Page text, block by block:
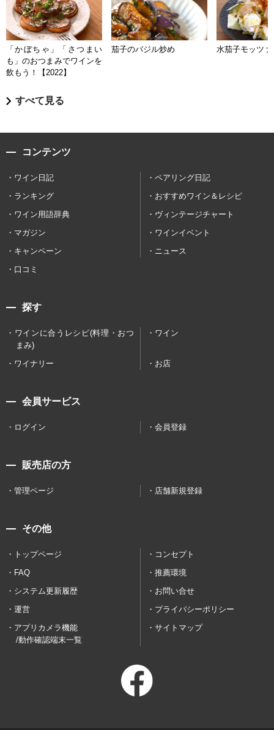
「かぼちゃ」「さつまい
も」のおつまみでワインを
飲もう！【2022】
茄子のバジル炒め 水茄子モッツァ
すべて見る
コンテンツ
ワイン日記
ペアリング日記
ランキング
おすすめワイン＆レシピ
ワイン用語辞典
ヴィンテージチャート
マガジン
ワインイベント
キャンペーン
ニュース
口コミ
探す
ワインに合うレシピ(料理・おつ
まみ)
ワイン
ワイナリー お店
会員サービス
ログイン 会員登録
販売店の方
管理ページ 店舗新規登録
その他
トップページ
コンセプト
FAQ
推薦環境
システム更新履歴
お問い合せ
運営
プライバシーポリシー
アプリカメラ機能
/動作確認端末一覧
サイトマップ